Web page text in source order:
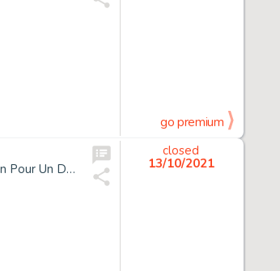
go premium
*Enki Bilal Né En 1951 Amnesty International Encre de Chine, Gouache Et Crayon Pour Un Dessin Publié En 1994 En Couverture de...
closed
13/10/2021